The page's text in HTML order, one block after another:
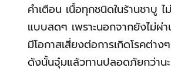
คำเตือน เนื้อทุกชนิดในร้านชาบู ไ
แบบสดๆ เพราะนอกจากยังไม่ผ่
มีโอกาสเสี่ยงต่อการเกิดโรคต่า
ดังนั้นจุ๋มแล้วทานปลอดภัยกว่านะ